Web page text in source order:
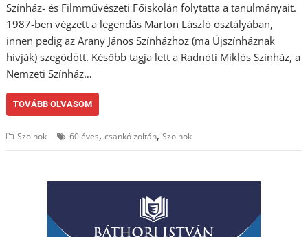
Színház- és Filmművészeti Főiskolán folytatta a tanulmányait.
1987-ben végzett a legendás Marton László osztályában,
innen pedig az Arany János Színházhoz (ma Újszínháznak
hívják) szegődött. Később tagja lett a Radnóti Miklós Színház, a
Nemzeti Színház…
TOVÁBB OLVASOM
Szolnok 60 éves,csankó zoltán,Szolnok